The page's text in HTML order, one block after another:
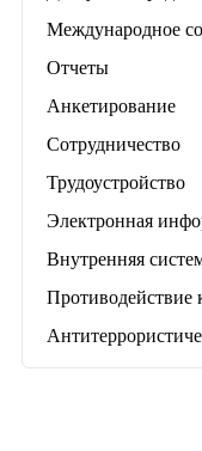
Международное
Отчеты
Анкетирование
Сотрудничество
Трудоустройство
Электронная
Внутренняя
Противодействие